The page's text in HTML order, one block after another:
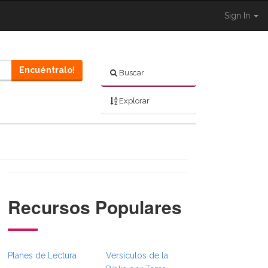
Sign In
Buscar
Explorar
Encuéntralo!
}} }}
Recursos Populares
Planes de Lectura
Versículos de la